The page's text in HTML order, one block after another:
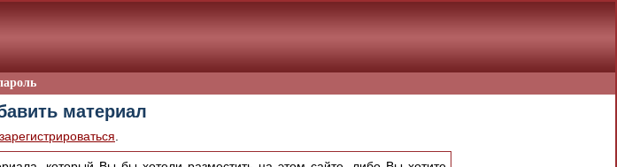
материал
зарегистрироваться